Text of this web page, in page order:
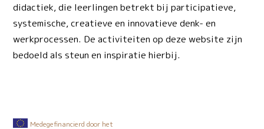
didactiek, die leerlingen betrekt bij participatieve,
systemische, creatieve en innovatieve denk- en
werkprocessen. De activiteiten op deze website zijn
bedoeld als steun en inspiratie hierbij.
Medegefinancierd door het